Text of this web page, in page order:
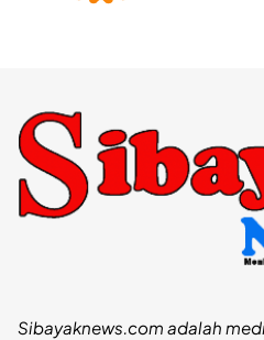
Sibayaknews.com adalah